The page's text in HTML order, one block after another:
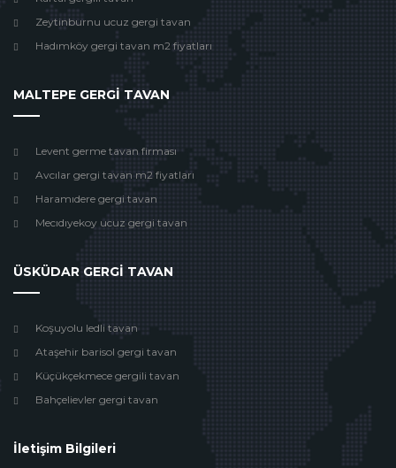
Zeytinburnu ucuz gergi tavan
Hadımköy gergi tavan m2 fiyatları
MALTEPE GERGİ TAVAN
Levent germe tavan firması
Avcılar gergi tavan m2 fiyatları
Haramıdere gergi tavan
Mecıdıyekoy ucuz gergi tavan
ÜSKÜDAR GERGİ TAVAN
Koşuyolu ledli tavan
Ataşehir barisol gergi tavan
Küçükçekmece gergili tavan
Bahçelievler gergi tavan
İletişim Bilgileri